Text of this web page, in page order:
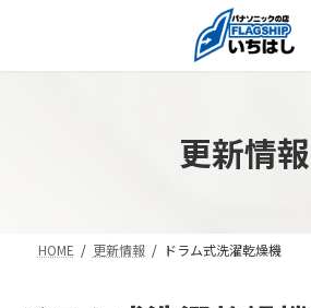
更新情報
HOME 更新情報 ドラム式洗濯乾燥機